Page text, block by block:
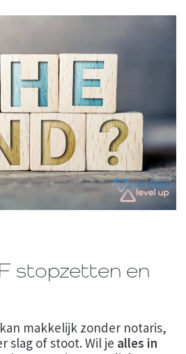
stopzetten en
makkelijk zonder notaris,
slag of stoot. Wil je alles in